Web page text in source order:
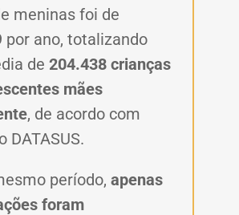
meninas foi de
por ano, totalizando
de 204.438 crianças
mães
, de acordo com
DATASUS.
período, apenas
foram